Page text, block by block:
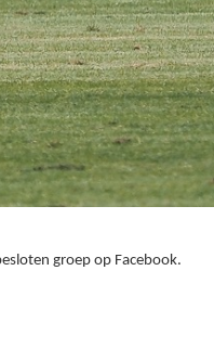
groep op Facebook.